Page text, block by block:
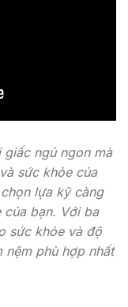
ngủ ngon mà
sức khỏe của
lựa kỹ càng
bạn. Với ba
sức khỏe và độ
nệm phù hợp nhất